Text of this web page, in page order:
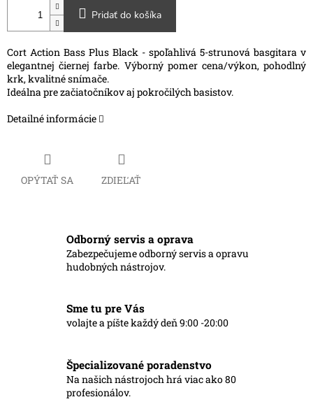
Pridať do košíka
Cort Action Bass Plus Black - spoľahlivá 5-strunová basgitara v
elegantnej čiernej farbe. Výborný pomer cena/výkon, pohodlný
krk, kvalitné snímače.
Ideálna pre začiatočníkov aj pokročilých basistov.
Detailné informácie
OPÝTAŤ SA ZDIEĽAŤ
Odborný servis a oprava
Zabezpečujeme odborný servis a opravu
hudobných nástrojov.
Sme tu pre Vás
volajte a píšte každý deň 9:00 -20:00
Špecializované poradenstvo
Na našich nástrojoch hrá viac ako 80
profesionálov.